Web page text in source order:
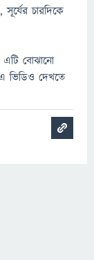
চারদিকে
এটি বোঝানো
ভিডিও দেখতে